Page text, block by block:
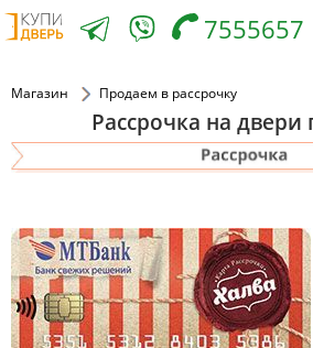
7555657
Магазин Продаем в рассрочку
Рассрочка на двери